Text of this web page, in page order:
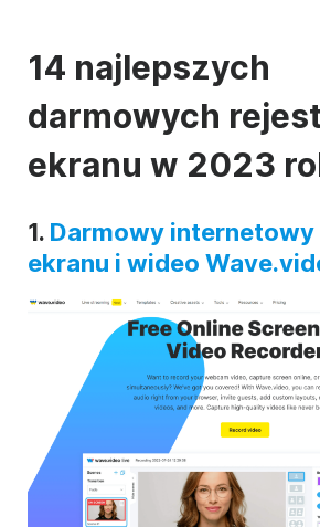
14 najlepszych
darmowych
ekranu w 2023
1. Darmowy
ekranu i wideo